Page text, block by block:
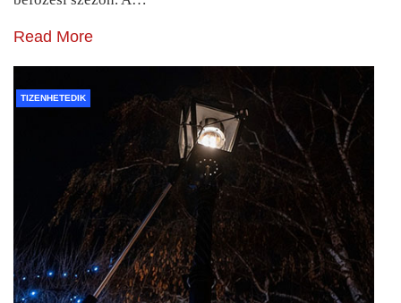
Read More
TIZENHETEDIK